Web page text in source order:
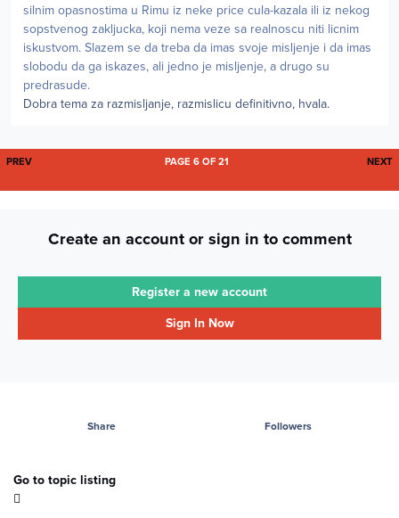
silnim opasnostima u Rimu iz neke price cula-kazala ili iz nekog
sopstvenog zakljucka, koji nema veze sa realnoscu niti licnim
iskustvom. Slazem se da treba da imas svoje misljenje i da imas
slobodu da ga iskazes, ali jedno je misljenje, a drugo su
predrasude.
Dobra tema za razmisljanje, razmislicu definitivno, hvala.
FIRST PAGE
PREV NEXT
PAGE 6 OF 21
Create an account or sign in to comment
Register a new account
Sign In Now
Share Followers
Go to topic listing